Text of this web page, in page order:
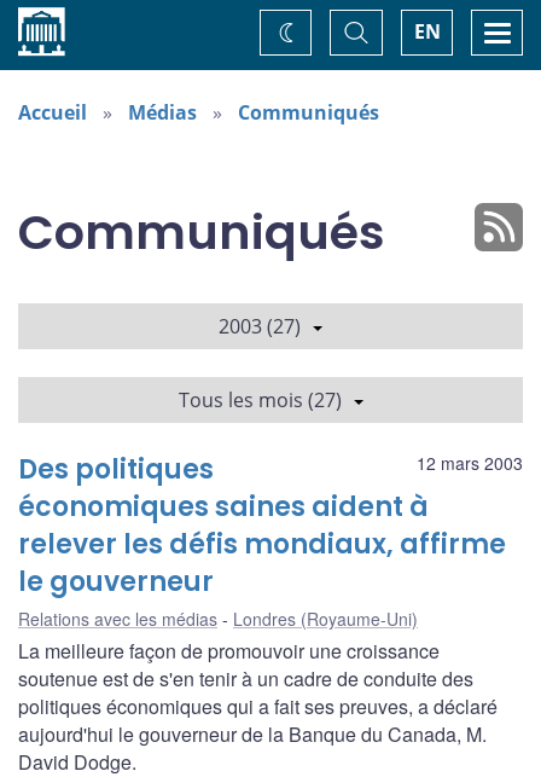
Accueil EN
Basculer
la
recherche
Changez
de
thème
Accueil Médias Communiqués
Communiqués
2003 (27)
Tous les mois (27)
12 mars 2003
Des politiques
économiques saines aident à
relever les défis mondiaux, affirme
le gouverneur
Relations avec les médias Londres (Royaume-Uni)
La meilleure façon de promouvoir une croissance
soutenue est de s'en tenir à un cadre de conduite des
politiques économiques qui a fait ses preuves, a déclaré
aujourd'hui le gouverneur de la Banque du Canada, M.
David Dodge.